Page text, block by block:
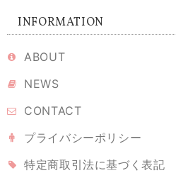
りがとうございました。とても可愛くて
す。
なかなかのお値段ですが、翡翠グリーン
INFORMATION
ABOUT
NEWS
CONTACT
プライバシーポリシー
特定商取引法に基づく表記